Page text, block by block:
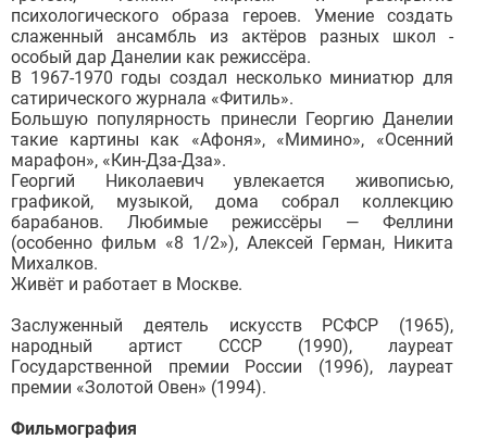
психологического образа героев. Умение создать
слаженный ансамбль из актёров разных школ -
особый дар Данелии как режиссёра.
В 1967-1970 годы создал несколько миниатюр для
сатирического журнала «Фитиль».
Большую популярность принесли Георгию Данелии
такие картины как «Афоня», «Мимино», «Осенний
марафон», «Кин-Дза-Дза».
Георгий Николаевич увлекается живописью,
графикой, музыкой, дома собрал коллекцию
барабанов. Любимые режиссёры — Феллини
(особенно фильм «8 1/2»), Алексей Герман, Никита
Михалков.
Живёт и работает в Москве.
Заслуженный деятель искусств РСФСР (1965),
народный артист СССР (1990), лауреат
Государственной премии России (1996), лауреат
премии «Золотой Овен» (1994).
Фильмография